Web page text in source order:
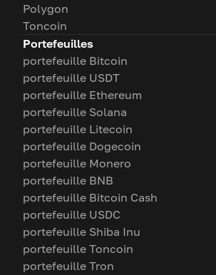
Polygon
Toncoin
Portefeuilles
portefeuille Bitcoin
portefeuille USDT
portefeuille Ethereum
portefeuille Solana
portefeuille Litecoin
portefeuille Dogecoin
portefeuille Monero
portefeuille BNB
portefeuille Bitcoin Cash
portefeuille USDC
portefeuille Shiba Inu
portefeuille Toncoin
portefeuille Tron